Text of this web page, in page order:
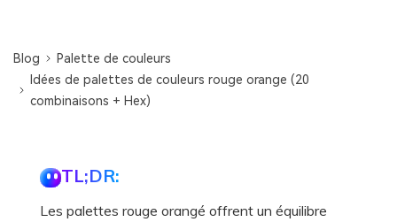
Blog
Palette de couleurs
Idées de palettes de couleurs rouge orange (20
combinaisons + Hex)
TL;DR:
Les palettes rouge orangé offrent un équilibre